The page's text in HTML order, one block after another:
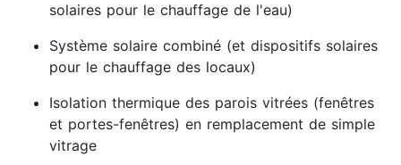
solaires pour le chauffage de l'eau)
Système solaire combiné (et dispositifs solaires
pour le chauffage des locaux)
Isolation thermique des parois vitrées (fenêtres
et portes-fenêtres) en remplacement de simple
vitrage